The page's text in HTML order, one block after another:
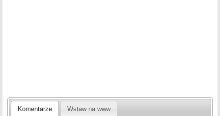
Komentarze Wstaw na www